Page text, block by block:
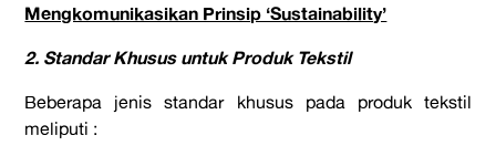
Mengkomunikasikan Prinsip ‘Sustainability’
2. Standar Khusus untuk Produk Tekstil
Beberapa jenis standar khusus pada produk tekstil
meliputi :